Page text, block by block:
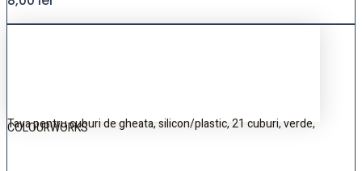
Tava pentru cuburi de gheata, silicon/plastic, 21 cuburi, verde,
COLOURWORKS